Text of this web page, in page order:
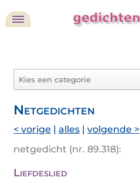
Netgedichten
< vorige | alles | volgende >
netgedicht (nr. 89.318):
Liefdeslied